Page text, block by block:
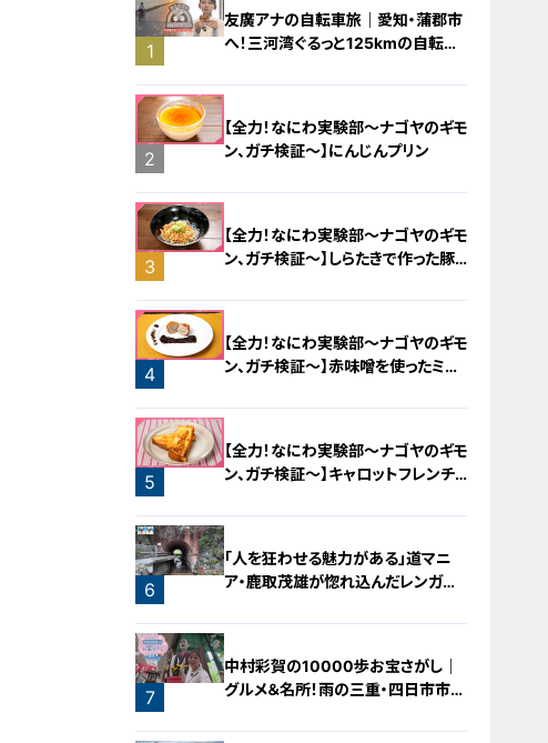
1
友廣アナの自転車旅｜愛知・蒲郡市
へ！三河湾ぐるっと125kmの自転車
2
【全力！なにわ実験部～ナゴヤのギモ
ン、ガチ検証～】にんじんプリン
3
【全力！なにわ実験部～ナゴヤのギモ
ン、ガチ検証～】しらたきで作った豚
4
【全力！なにわ実験部～ナゴヤのギモ
ン、ガチ検証～】赤味噌を使ったミル
5
【全力！なにわ実験部～ナゴヤのギモ
ン、ガチ検証～】キャロットフレンチ
6
「人を狂わせる魅力がある」道マニ
ア・鹿取茂雄が惚れ込んだレンガの
7
中村彩賀の10000歩お宝さがし｜
グルメ＆名所！雨の三重・四日市市で